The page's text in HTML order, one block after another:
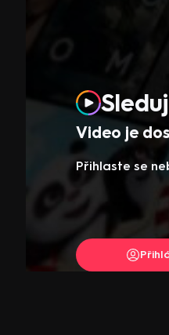
Video je
Přihlaste se